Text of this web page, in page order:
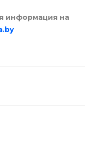
информация на